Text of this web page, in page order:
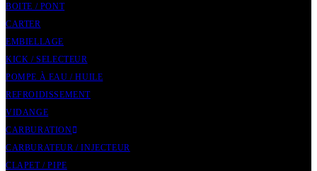
BOITE / PONT
CARTER
EMBIELLAGE
KICK / SELECTEUR
POMPE À EAU / HUILE
REFROIDISSEMENT
VIDANGE
CARBURATION
CARBURATEUR / INJECTEUR
CLAPET / PIPE